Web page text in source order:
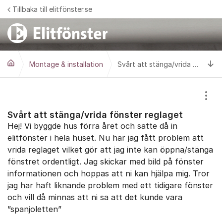
Hoppa till innehåll
Tillbaka till elitfönster.se
Montage & installation Svårt att stänga/vrida fönster reglaget
Svårt att stänga/vrida fönster reglaget
Hej! Vi byggde hus förra året och satte då in
elitfönster i hela huset. Nu har jag fått problem att
vrida reglaget vilket gör att jag inte kan öppna/stänga
fönstret ordentligt. Jag skickar med bild på fönster
informationen och hoppas att ni kan hjälpa mig. Tror
jag har haft liknande problem med ett tidigare fönster
och vill då minnas att ni sa att det kunde vara
”spanjoletten”